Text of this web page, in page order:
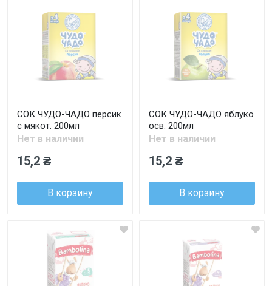
СОК ЧУДО-ЧАДО персик
с мякот. 200мл
Нет в наличии
15,2 ₴
В корзину
СОК ЧУДО-ЧАДО яблуко
осв. 200мл
Нет в наличии
15,2 ₴
В корзину